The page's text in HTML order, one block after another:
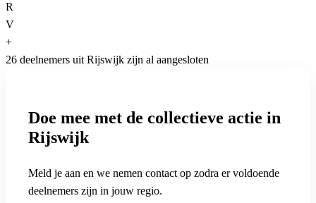
R
V
+
26 deelnemers uit Rijswijk zijn al aangesloten
Doe mee met de collectieve actie in
Rijswijk
Meld je aan en we nemen contact op zodra er voldoende
deelnemers zijn in jouw regio.